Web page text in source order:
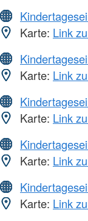
Karte: Link
Karte: Link
Karte: Link
Karte: Link
Karte: Link